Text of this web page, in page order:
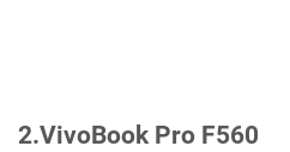
2.VivoBook Pro F560